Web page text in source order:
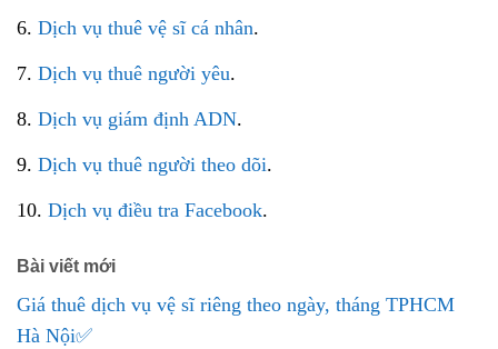
6. Dịch vụ thuê vệ sĩ cá nhân.
7. Dịch vụ thuê người yêu.
8. Dịch vụ giám định ADN.
9. Dịch vụ thuê người theo dõi.
10. Dịch vụ điều tra Facebook.
Bài viết mới
Giá thuê dịch vụ vệ sĩ riêng theo ngày, tháng TPHCM
Hà Nội✅